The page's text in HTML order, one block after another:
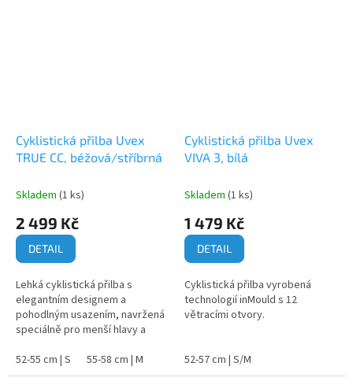
Cyklistická přilba Uvex
TRUE CC, béžová/stříbrná
Skladem (1 ks)
2 499 Kč
DETAIL
Lehká cyklistická přilba s
elegantním designem a
pohodlným usazením, navržená
speciálně pro menší hlavy a
52-55 cm | S
55-58 cm | M
Cyklistická přilba Uvex
VIVA 3, bílá
Skladem (1 ks)
1 479 Kč
DETAIL
Cyklistická přilba vyrobená
technologií inMould s 12
větracími otvory.
52-57 cm | S/M